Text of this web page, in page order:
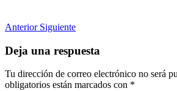
Anterior Siguiente
Deja una respuesta
Tu dirección de correo electrónico no será
obligatorios están marcados con *